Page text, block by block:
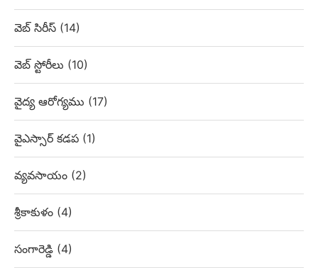
వెబ్‌ సిరీస్ (14)
వెబ్ స్టోరీలు (10)
వైద్య ఆరోగ్యము (17)
వైఎస్సార్ కడప (1)
వ్యవసాయం (2)
శ్రీకాకుళం (4)
సంగారెడ్డి (4)